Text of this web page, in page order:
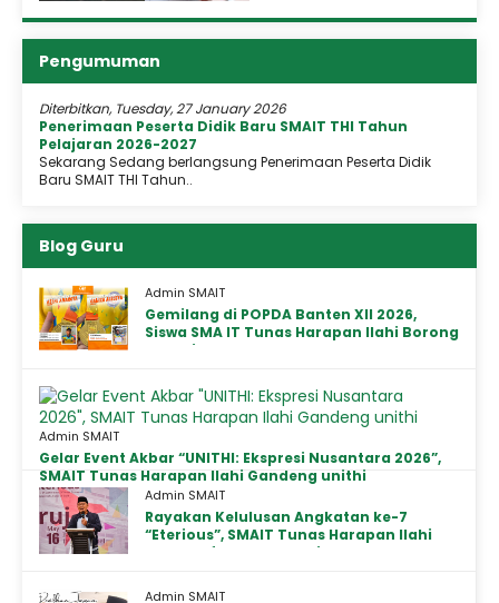
Pengumuman
Diterbitkan, Tuesday, 27 January 2026
Penerimaan Peserta Didik Baru SMAIT THI Tahun
Pelajaran 2026-2027
Sekarang Sedang berlangsung Penerimaan Peserta Didik
Baru SMAIT THI Tahun..
Blog Guru
Admin SMAIT
Gemilang di POPDA Banten XII 2026,
Siswa SMA IT Tunas Harapan Ilahi Borong
Medali Emas dan Perunggu
Admin SMAIT
Gelar Event Akbar “UNITHI: Ekspresi Nusantara 2026”,
SMAIT Tunas Harapan Ilahi Gandeng unithi
Admin SMAIT
Rayakan Kelulusan Angkatan ke-7
“Eterious”, SMAIT Tunas Harapan Ilahi
Gelar Haflah Takhorruj Penuh Makna
Admin SMAIT